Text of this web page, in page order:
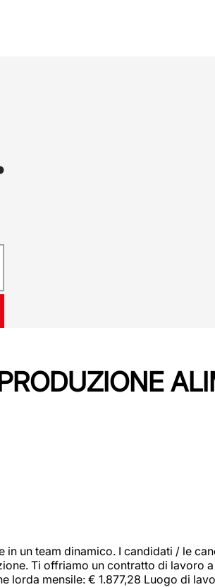
in un team dinamico. I candidati / le
Ti offriamo un contratto di
lorda mensile: € 1.877,28 Luogo di